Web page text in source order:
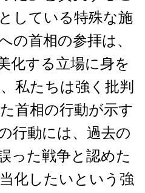
している特殊な施
の首相の参拝は、
化する立場に身を
私たちは強く批判
首相の行動が示す
行動には、過去の
った戦争と認めた
化したいという強